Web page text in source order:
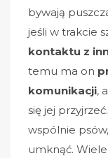
bywają
jeśli w trakcie
kontaktu z
temu ma on
komunikacji,
się jej
wspólnie
umknąć.